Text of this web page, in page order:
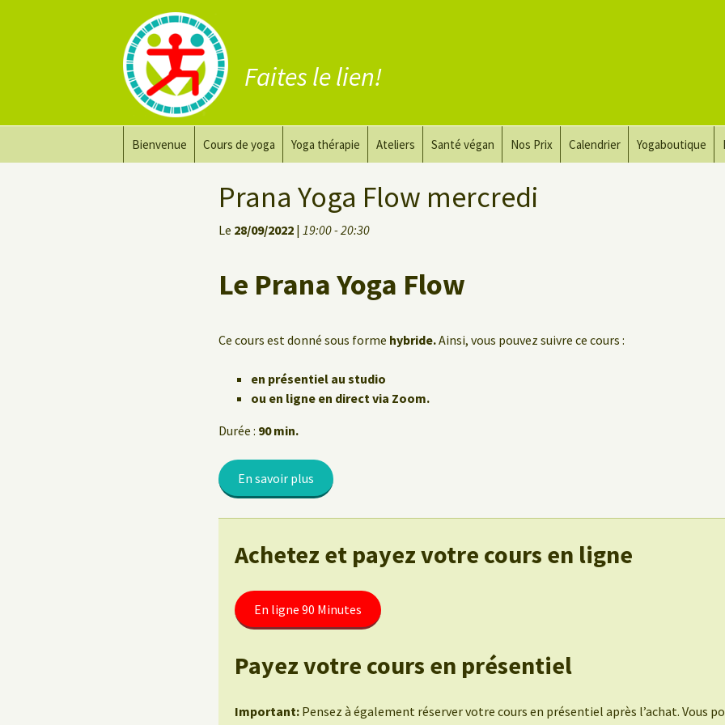
Faites le lien!
Bienvenue Cours de yoga
Yoga de récupération
Yoga thérapie
Le yoga pour guérir
Ateliers Santé végan Nos Prix Calendrier Yogaboutique
Prana Yoga Flow mercredi
Le 28/09/2022 | 19:00 - 20:30
Le Prana Yoga Flow
Ce cours est donné sous forme hybride.Ainsi, vous pouvez suivre ce cours :
en présentiel au studio
ou en ligne en direct via Zoom.
Durée : 90 min.
En savoir plus
Achetez et payez votre cours en ligne
En ligne 90 Minutes
Payez votre cours en présentiel
Important: Pensez à également réserver votre cours en présentiel après l’achat. Vous